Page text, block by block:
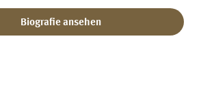
Biografie ansehen